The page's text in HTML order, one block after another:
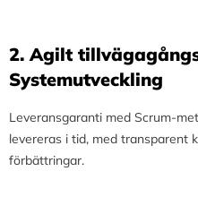
2.⁠ ⁠Agilt
Systemutveckling
Leveransgaranti med Scrum-
levereras i tid, med transparent
förbättringar.